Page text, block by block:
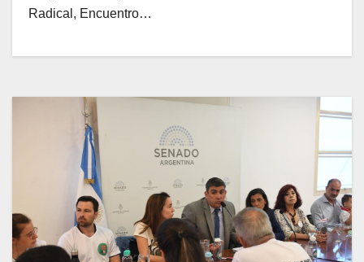
Radical, Encuentro…